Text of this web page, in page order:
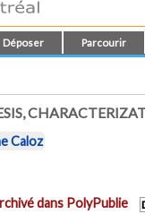
Déposer Parcourir
Caloz
dans PolyPublie